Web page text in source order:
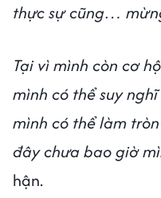
thực sự cũng…
Tại vì mình còn cơ
mình có thể suy
mình có thể làm
đây chưa bao giờ
hận.